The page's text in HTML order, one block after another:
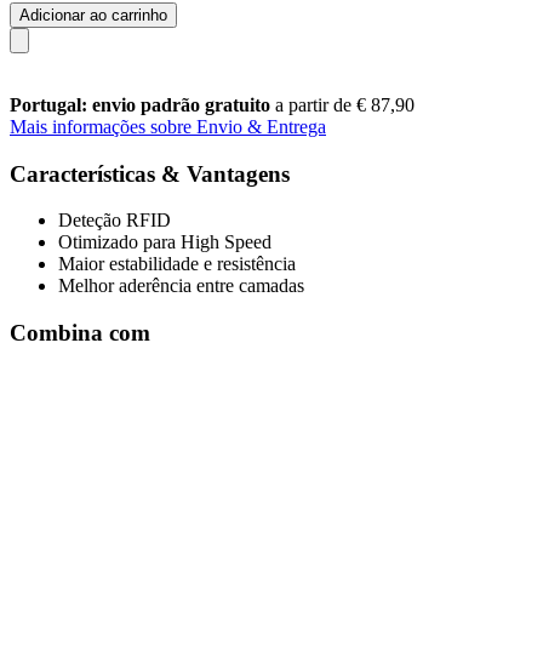
Adicionar ao carrinho
Portugal: envio padrão gratuito a partir de € 87,90
Mais informações sobre Envio & Entrega
Características & Vantagens
Deteção RFID
Otimizado para High Speed
Maior estabilidade e resistência
Melhor aderência entre camadas
Combina com